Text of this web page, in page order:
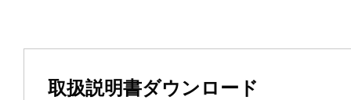
取扱説明書ダウンロード